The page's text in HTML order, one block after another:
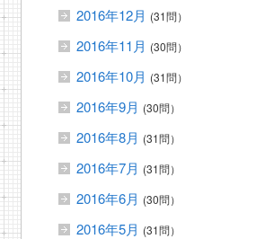
2016年12月 (31問）
2016年11月 (30問）
2016年10月 (31問）
2016年9月 (30問）
2016年8月 (31問）
2016年7月 (31問）
2016年6月 (30問）
2016年5月 (31問）